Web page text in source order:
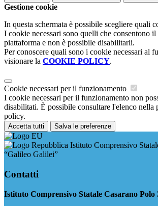
Gestione cookie
In questa schermata è possibile scegliere quali
I cookie necessari sono quelli che consentono
piattaforma e non è possibile disabilitarli.
Per conoscere quali sono i cookie necessari al
visionare la COOKIE POLICY.
Cookie necessari per il funzionamento
I cookie necessari per il funzionamento non
disabilitati. È possibile consultare l'elenco nella
policy.
Accetta tutti Salva le preferenze
Istituto Comprensivo
“Galileo Galilei”
Contatti
Istituto Comprensivo Statale Casarano Polo